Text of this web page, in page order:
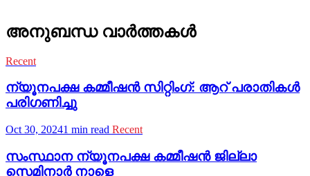
അനുബന്ധ വാർത്തകൾ
Recent
ന്യൂനപക്ഷ കമ്മീഷൻ സിറ്റിംഗ്: ആറ് പരാതികൾ
പരിഗണിച്ചു
Oct 30, 20241 min read Recent
സംസ്ഥാന ന്യൂനപക്ഷ കമ്മീഷന്‍ ജില്ലാ
സെമിനാര്‍ നാളെ